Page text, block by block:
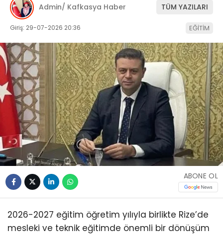
Admin/ Kafkasya Haber TÜM YAZILARI
Giriş: 29-07-2026 20:36 EĞİTİM
ABONE OL
2026-2027 eğitim öğretim yılıyla birlikte Rize’de
mesleki ve teknik eğitimde önemli bir dönüşüm